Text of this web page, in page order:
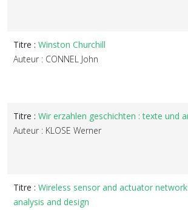
Titre : Winston Churchill
Auteur : CONNEL John
Titre : Wir erzahlen geschichten : texte und
Auteur : KLOSE Werner
Titre : Wireless sensor and actuator
analysis and design